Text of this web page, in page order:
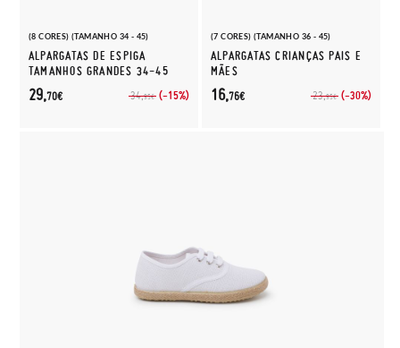
(8 CORES) (TAMANHO 34 - 45)
ALPARGATAS DE ESPIGA
TAMANHOS GRANDES 34-45
34,95€ (-15%)
29,70€
(7 CORES) (TAMANHO 36 - 45)
ALPARGATAS CRIANÇAS PAIS E
MÃES
23,95€ (-30%)
16,76€